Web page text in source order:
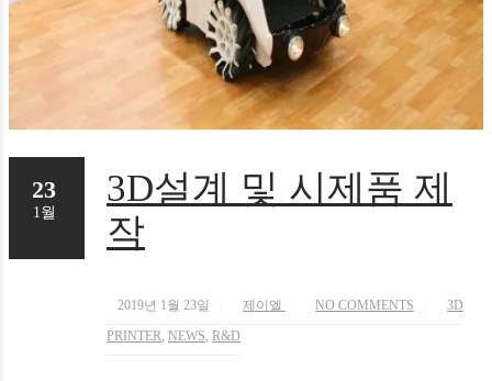
3D설계 및 시제품 제
작
2019년 1월 23일 제이엘 NO COMMENTS
3D
PRINTER, NEWS, R&D
23
1월